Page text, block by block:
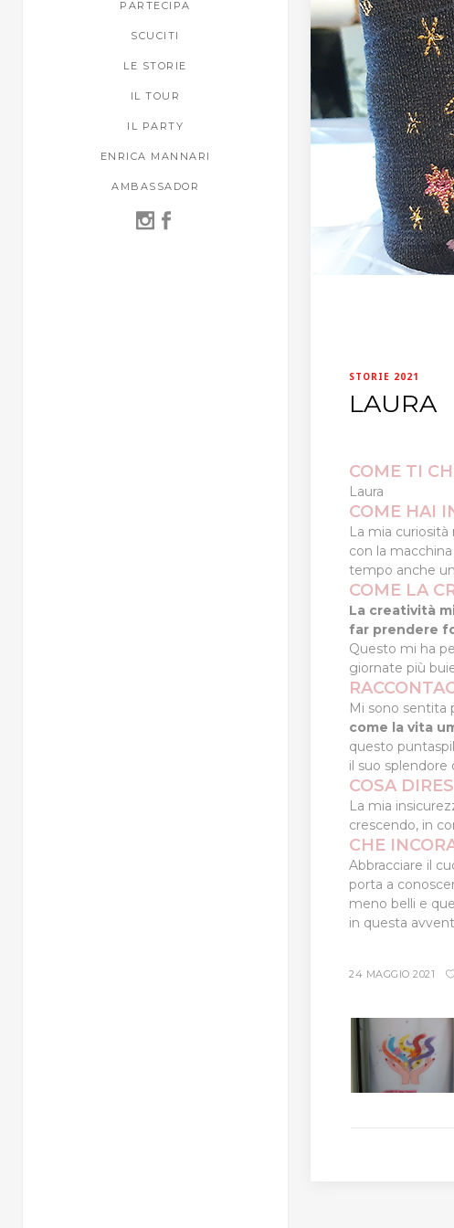
PARTECIPA
SCUCITI
LE STORIE
IL TOUR
IL PARTY
ENRICA MANNARI
AMBASSADOR
STORIE 2021
LAURA
COME TI
Laura
COME HAI
La mia
con la
tempo anche
COME LA
La creatività
far prendere
Questo mi ha
giornate più
Mi sono sentita
come la vita
questo
il suo splendore
COSA
La mia
crescendo, in
CHE
Abbracciare il
porta a
meno belli e
in questa
24 MAGGIO 2021